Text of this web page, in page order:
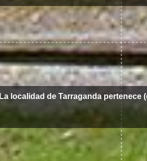
La localidad de Tarraganda pertenece